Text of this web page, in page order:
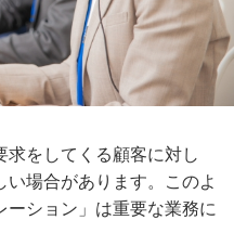
求をしてくる顧客に対し
場合があります。このよ
ーション」は重要な業務に